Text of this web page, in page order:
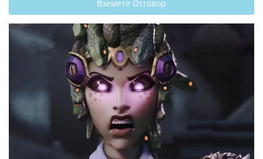
Вземете Отговор